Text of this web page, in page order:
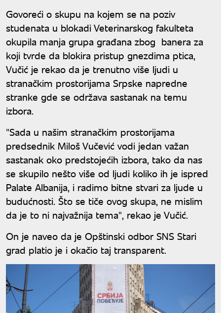
Govoreći o skupu na kojem se na poziv
studenata u blokadi Veterinarskog fakulteta
okupila manja grupa građana zbog banera za
koji tvrde da blokira pristup gnezdima ptica,
Vučić je rekao da je trenutno više ljudi u
stranačkim prostorijama Srpske napredne
stranke gde se održava sastanak na temu
izbora.
"Sada u našim stranačkim prostorijama
predsednik Miloš Vučević vodi jedan važan
sastanak oko predstojećih izbora, tako da nas
se skupilo nešto više od ljudi koliko ih je ispred
Palate Albanija, i radimo bitne stvari za ljude u
budućnosti. Što se tiče ovog skupa, ne mislim
da je to ni najvažnija tema", rekao je Vučić.
On je naveo da je Opštinski odbor SNS Stari
grad platio je i okačio taj transparent.